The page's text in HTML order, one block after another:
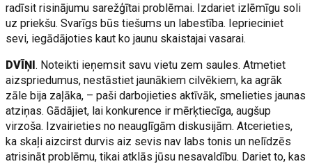
radīsit risinājumu sarežģītai problēmai. Izdariet izlēmīgu soli
uz priekšu. Svarīgs būs tiešums un labestība. Ieprieciniet
sevi, iegādājoties kaut ko jaunu skaistajai vasarai.
DVĪŅI. Noteikti ieņemsit savu vietu zem saules. Atmetiet
aizspriedumus, nestāstiet jaunākiem cilvēkiem, ka agrāk
zāle bija zaļāka, – paši darbojieties aktīvāk, smelieties jaunas
atziņas. Gādājiet, lai konkurence ir mērķtiecīga, augšup
virzoša. Izvairieties no neauglīgām diskusijām. Atcerieties,
ka skaļi aizcirst durvis aiz sevis nav labs tonis un nelīdzēs
atrisināt problēmu, tikai atklās jūsu nesavaldību. Dariet to, kas